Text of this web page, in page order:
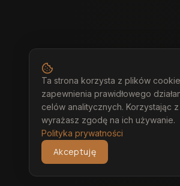
Ta strona korzysta z plików
zapewnienia prawidłowego
celów analitycznych. Korzystając z
wyrażasz zgodę na ich używanie.
Polityka prywatności
Akceptuję